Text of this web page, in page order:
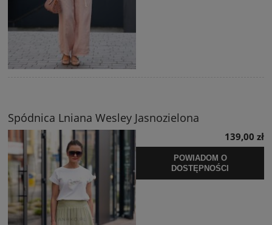
Spódnica Lniana Wesley Jasnozielona
139,00 zł
POWIADOM O
DOSTĘPNOŚCI